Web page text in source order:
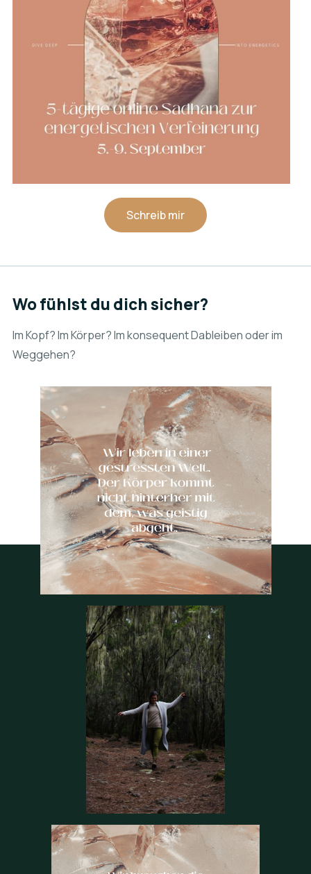
Schreib mir
Wo fühlst du dich sicher?
Im Kopf? Im Körper? Im konsequent Dableiben oder im
Weggehen?